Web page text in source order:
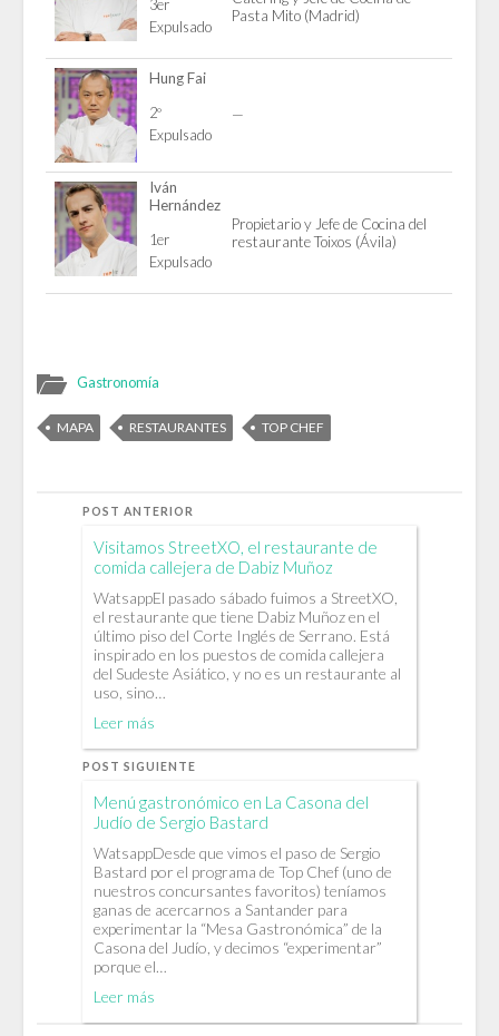
3er
Expulsado
Pasta Mito (Madrid)
Hung Fai
2º
Expulsado
—
Iván
Hernández
1er
Expulsado
Propietario y Jefe de Cocina del
restaurante Toixos (Ávila)
Gastronomía
MAPA RESTAURANTES TOP CHEF
POST ANTERIOR
Visitamos StreetXO, el restaurante de
comida callejera de Dabiz Muñoz
WatsappEl pasado sábado fuimos a StreetXO,
el restaurante que tiene Dabiz Muñoz en el
último piso del Corte Inglés de Serrano. Está
inspirado en los puestos de comida callejera
del Sudeste Asiático, y no es un restaurante al
uso, sino…
Leer más
POST SIGUIENTE
Menú gastronómico en La Casona del
Judío de Sergio Bastard
WatsappDesde que vimos el paso de Sergio
Bastard por el programa de Top Chef (uno de
nuestros concursantes favoritos) teníamos
ganas de acercarnos a Santander para
experimentar la “Mesa Gastronómica” de la
Casona del Judío, y decimos “experimentar”
porque el…
Leer más